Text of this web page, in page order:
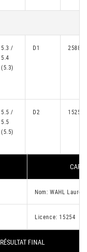
5.3 /
5.4
(5.3)
D1 25888
5.5 /
5.5
(5.5)
D2 15254
Nom: WAHL
Licence: 15254
RÉSULTAT FINAL